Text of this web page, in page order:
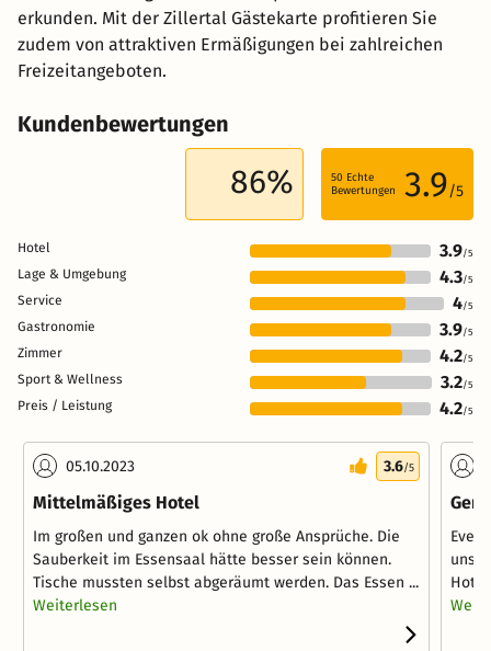
erkunden. Mit der Zillertal Gästekarte profitieren Sie
zudem von attraktiven Ermäßigungen bei zahlreichen
Freizeitangeboten.
Kundenbewertungen
86% 50 Echte
Bewertungen
3.9/5
Hotel 3.9/5
Lage & Umgebung 4.3/5
Service 4/5
Gastronomie 3.9/5
Zimmer 4.2/5
Sport & Wellness 3.2/5
Preis / Leistung 4.2/5
05.10.2023 3.6/5
Mittelmäßiges Hotel
Im großen und ganzen ok ohne große Ansprüche. Die
Sauberkeit im Essensaal hätte besser sein können.
Tische mussten selbst abgeräumt werden. Das Essen ...
Weiterlesen